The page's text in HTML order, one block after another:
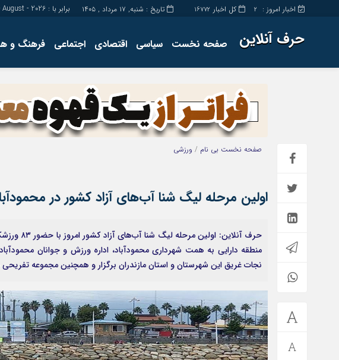
کل اخبار 16772 اخبار امروز : 2 تاریخ : شنبه, ۱۷ مرداد , ۱۴۰۵ برابر با : Saturday - 8 - August - 2026
حرف آنلاین صفحه نخست سیاسی اقتصادی اجتماعی فرهنگ و
صفحه نخست بی نام / ورزشی
اولین مرحله لیگ شنا آب‌های آزاد کشور در
حرف
منطقه دارایی به همت شهرداری محمودآباد، اداره ورزش و جوانان
نجات غریق این شهرستان و استان مازندران برگزار و همچنین مجموعه تفریحی